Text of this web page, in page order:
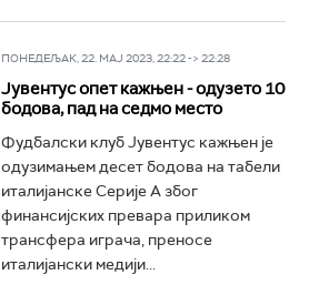
ПОНЕДЕЉАК, 22. МАЈ 2023, 22:22 -> 22:28
Јувентус опет кажњен - одузето 10
бодова, пад на седмо место
Фудбалски клуб Јувентус кажњен је
одузимањем десет бодова на табели
италијанске Серије А због
финансијских превара приликом
трансфера играча, преносе
италијански медији...